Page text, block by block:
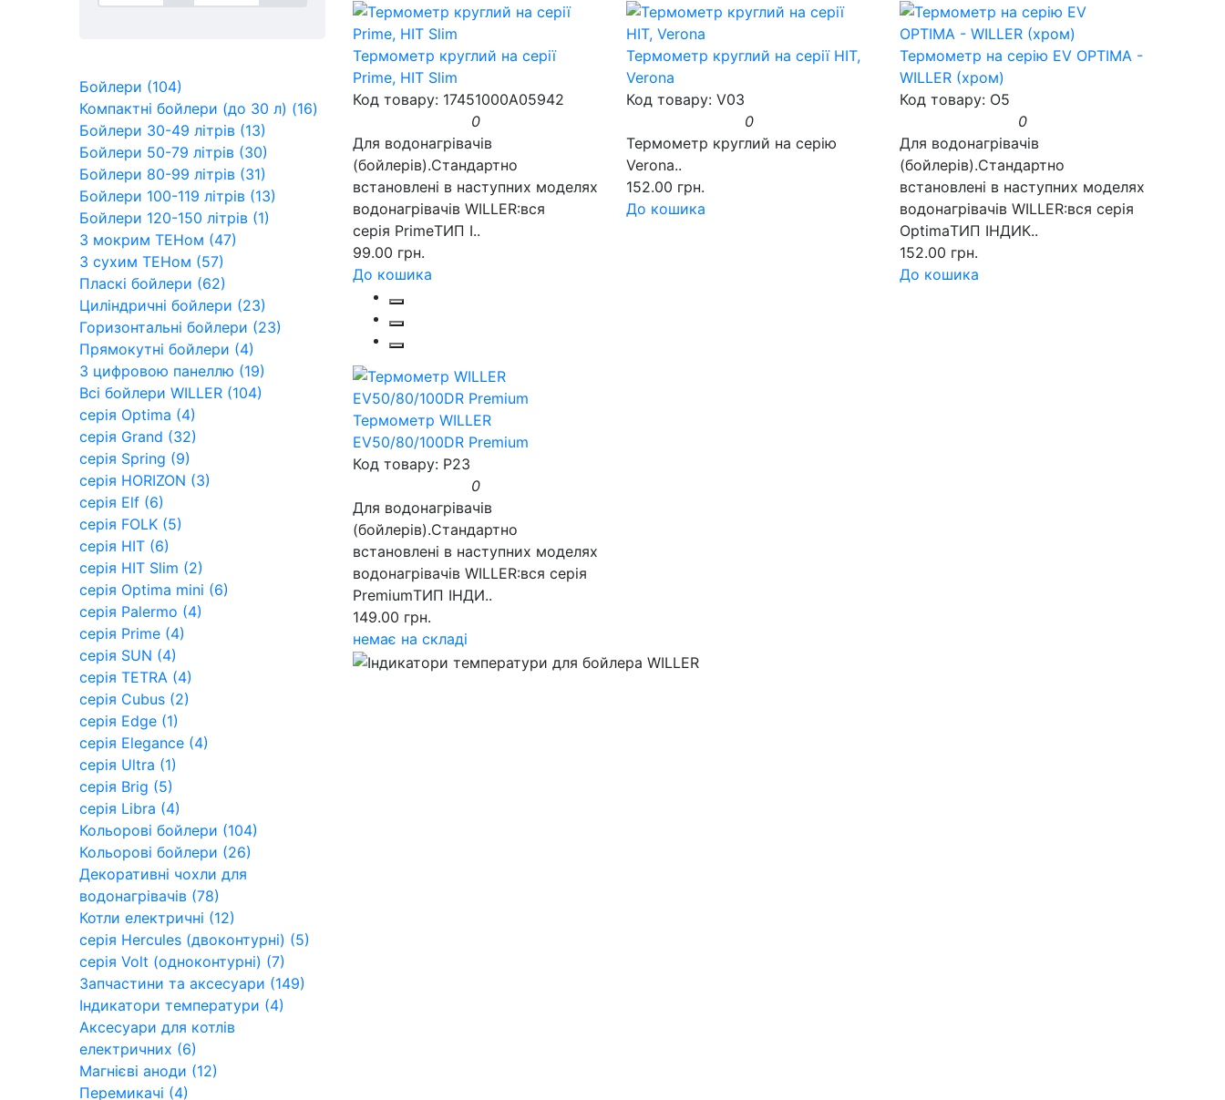
Бойлери (104)
Компактні бойлери (до 30 л) (16)
Бойлери 30-49 літрів (13)
Бойлери 50-79 літрів (30)
Бойлери 80-99 літрів (31)
Бойлери 100-119 літрів (13)
Бойлери 120-150 літрів (1)
З мокрим ТЕНом (47)
З сухим ТЕНом (57)
Пласкі бойлери (62)
Циліндричні бойлери (23)
Горизонтальні бойлери (23)
Прямокутні бойлери (4)
З цифровою панеллю (19)
Всі бойлери WILLER (104)
серія Optima (4)
серія Grand (32)
серія Spring (9)
cерія HORIZON (3)
серія Elf (6)
серія FOLK (5)
серія HIT (6)
серія HIT Slim (2)
серія Optima mini (6)
серія Palermo (4)
серія Prime (4)
серія SUN (4)
серія TETRA (4)
серія Cubus (2)
серія Edge (1)
серія Elegance (4)
серія Ultra (1)
серія Brig (5)
серія Libra (4)
Кольорові бойлери (104)
Кольорові бойлери (26)
Декоративні чохли для
водонагрівачів (78)
Котли електричні (12)
серія Hercules (двоконтурні) (5)
серія Volt (одноконтурні) (7)
Запчастини та аксесуари (149)
Індикатори температури (4)
Аксесуари для котлів
електричних (6)
Магнієві аноди (12)
Перемикачі (4)
Термометр круглий на серії
Prime, HIT Slim
Код товару: 17451000A05942
0
Для водонагрівачів
(бойлерів).Стандартно
встановлені в наступних моделях
водонагрівачів WILLER:вся
серія PrimeТИП І..
99.00 грн.
До кошика
Термометр круглий на серії HIT,
Verona
Код товару: V03
0
Термометр круглий на серію
Verona..
152.00 грн.
До кошика
Термометр на серію EV OPTIMA -
WILLER (хром)
Код товару: O5
0
Для водонагрівачів
(бойлерів).Стандартно
встановлені в наступних моделях
водонагрівачів WILLER:вся серія
OptimaТИП ІНДИК..
152.00 грн.
До кошика
Термометр WILLER
EV50/80/100DR Premium
Код товару: P23
0
Для водонагрівачів
(бойлерів).Стандартно
встановлені в наступних моделях
водонагрівачів WILLER:вся серія
PremiumТИП ІНДИ..
149.00 грн.
немає на складі